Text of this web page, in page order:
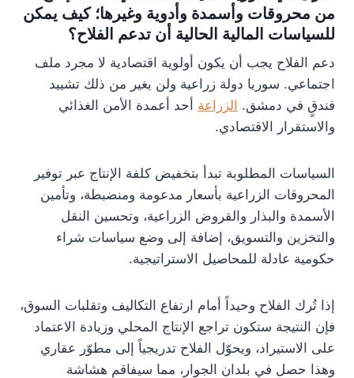
من محروقات وأسمدة وأدوية وغيرها؛ كيف يمكن
للسياسات المالية الحالية أن تدعم الفلاح؟
دعم الفلاح يجب أن يكون أولوية اقتصادية لا مجرد ملف
اجتماعي. سوريا دولة زراعية ولن يغير من ذلك تشييد
فندقٍ في دمشق. الزراعة أحد أعمدة الأمن الغذائي
والاستقرار الاقتصادي.
السياسات المطلوبة تبدأ بتخفيض كلفة الإنتاج عبر توفير
المحروقات الزراعية بأسعار مدعومة ومنضبطة، وتأمين
الأسمدة والبذار والقروض الزراعية، وتحسين النقل
والتخزين والتسويق، إضافة إلى وضع سياسات شراء
حكومية عادلة للمحاصيل الاستراتيجية.
إذا تُرك الفلاح وحيداً أمام ارتفاع التكاليف وتقلبات السوق،
فإن النتيجة ستكون تراجع الإنتاج المحلي وزيادة الاعتماد
على الاستيراد، ويحوّل الفلاح تدريجياً إلى مطوّر عقاري
وهذا حصل في بلدان الجوار، مما سيفاقم هشاشة